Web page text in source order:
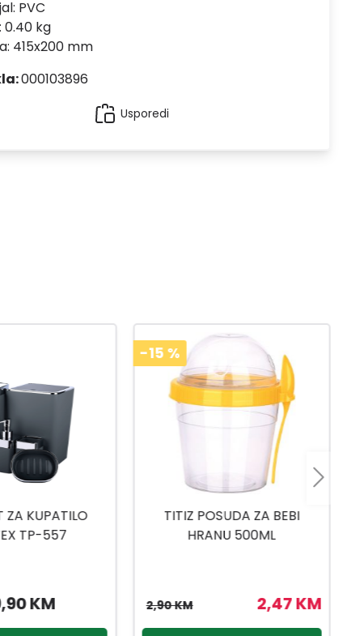
PVC
0.40 kg
415x200 mm
000103896
Usporedi
ZA BEBI
500ML
2,47 KM
-15 %
TITIZ SET ZA SLADOLED AP-
9425
3,57 KM
4,20 KM